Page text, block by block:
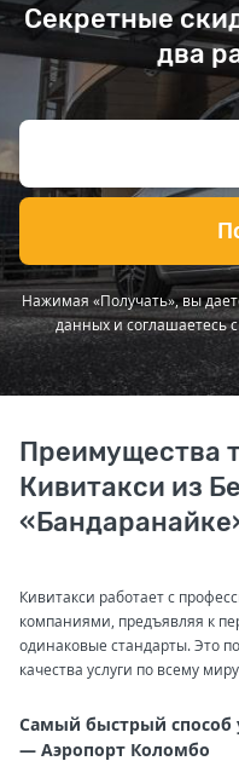
Секретные
два
Нажимая «Получать», вы
данных и соглашаетесь
Преимущества
Кивитакси из
Кивитакси работает с
компаниями, предъявляя к
одинаковые стандарты. Это
качества услуги по всему
Самый быстрый способ
— Аэропорт Коломбо